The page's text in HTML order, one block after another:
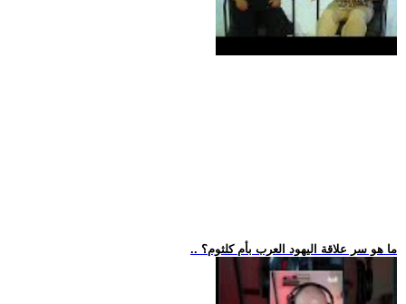
.. ما هو سر علاقة اليهود العرب بأم كلثوم؟